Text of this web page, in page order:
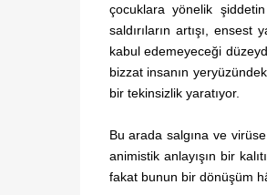
çocuklara yönelik
saldırıların artışı,
kabul edemeyeceği
bizzat insanın
bir tekinsizlik yaratıyor.
Bu arada salgına ve
animistik anlayışın bir
fakat bunun bir dönüşüm